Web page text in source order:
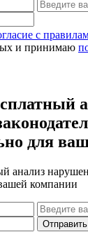
с
и принимаю
для
анализ
компании